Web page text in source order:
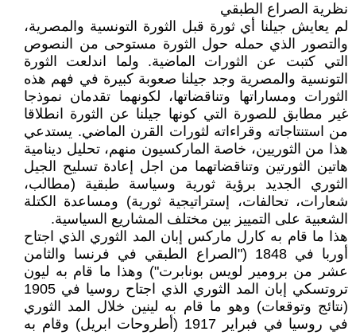
نظرية الصراع الطبقي
لم يعايش جيلنا أي ثورة قبل الثورة التونسية والمصرية،
والتصور الذي حمله حول الثورة مستوحى من النصوص
التي كتبت عن الثورات الماضية. ولما اندلعت الثورة
التونسية والمصرية وجد جيلنا صعوبة كبيرة في فهم هذه
الثورات ومساراتها وتناقضاتها، لكونهما تقدمان نموذجا
غير مطابق للصورة التي كونها جيلنا عن الثورة انطلاقا
من استنتاجاته وقراءاته لثورات القرن الماضي. يستدعي
هذا من الثوريين، خاصة الماركسيون منهم، تحليل دينامية
هاتين الثورتين وتناقضاتهما من اجل إعادة تسليح الجيل
الثوري الجديد برؤية ثورية وسياسة طبقية (مطالب،
شعارات، تحالفات، إستراتيجية ثورية) ومساعدة الكتلة
الشعبية على التمييز بين مختلف المشاريع السياسية.
هذا ما قام به كارل ماركس إبان المد الثوري الذي اجتاح
أوربا في 1848 ("الصراع الطبقي في فرنسا والثامن
عشر من برومير لويس بونابرت") وهذا ما قام به ليون
تروتسكي إبان المد الثوري الذي اجتاح روسيا في 1905
(نتائج وتوقعات) وهو ما قام به لينين خلال المد الثوري
في روسيا في فبراير 1917 (أطروحات ابريل) وقام به